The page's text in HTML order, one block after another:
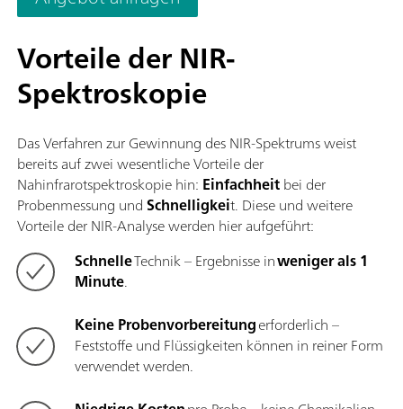
wider.Die Vorteile des OMNIS NIR Analyzer Liquid im
Überblick:Messungen von Flüssigproben in weniger als 10
Sekunden; Temperaturkontrolle an der Probe von 25°C –
Automatische Erkennung des Einsetzen und der Entnahme
Probengefässes; Einfache Einbindung in ein
Unterstützung zahlreicher Probengefässe mit
Pfadlänge;
Vorteile der NIR-
Spektroskopie
Das Verfahren zur Gewinnung des NIR-Spektrums weist
bereits auf zwei wesentliche Vorteile der
Nahinfrarotspektroskopie hin: Einfachheitbei der
Probenmessung undSchnelligkeit. Diese und weitere
Vorteile der NIR-Analyse werden hier aufgeführt:
SchnelleTechnik – Ergebnisse inweniger als 1
Minute.
Keine Probenvorbereitungerforderlich –
Feststoffe und Flüssigkeiten können in reiner Form
verwendet werden.